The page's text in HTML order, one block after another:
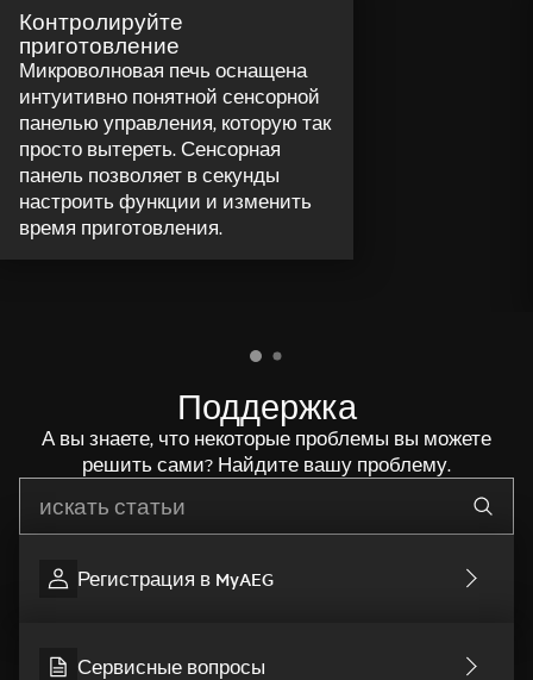
Контролируйте
приготовление
Микроволновая печь оснащена
интуитивно понятной сенсорной
панелью управления, которую так
просто вытереть. Сенсорная
панель позволяет в секунды
настроить функции и изменить
время приготовления.
Поддержка
А вы знаете, что некоторые проблемы вы можете
решить сами? Найдите вашу проблему.
Регистрация в MyAEG
Сервисные вопросы